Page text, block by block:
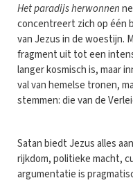
Het paradijs herwonnen
concentreert zich op één
van Jezus in de woestijn.
fragment uit tot een
langer kosmisch is, maar
val van hemelse tronen,
stemmen: die van de
Satan biedt Jezus alles
rijkdom, politieke macht,
argumentatie is